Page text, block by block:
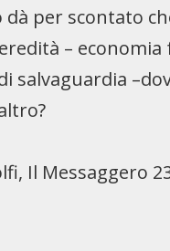
dà per scontato
–
salvaguardia
Il Messaggero